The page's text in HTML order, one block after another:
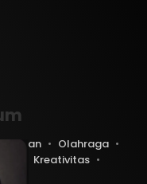
Olahraga
Kreativitas